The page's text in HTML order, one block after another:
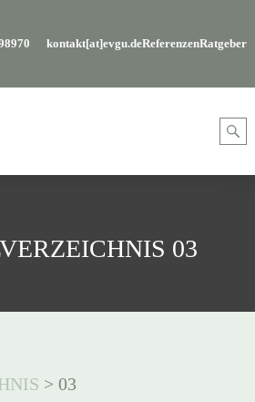
kontakt[at]evgu.deReferenzenRatgeber
03
> 03